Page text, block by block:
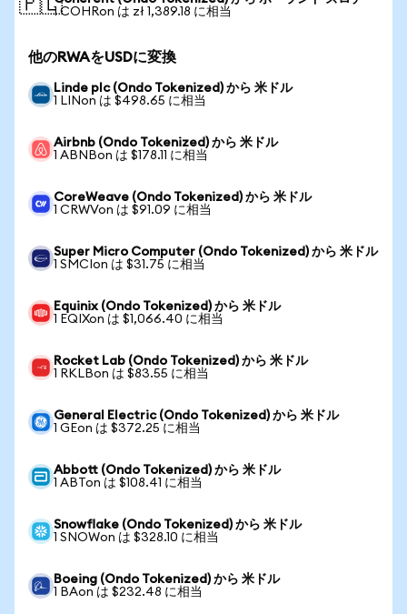
🇵🇱1 COHRon は zł 1,389.18 に相当
他のRWAをUSDに変換
Linde plc (Ondo Tokenized) から 米ドル
1 LINon は $498.65 に相当
Airbnb (Ondo Tokenized) から 米ドル
1 ABNBon は $178.11 に相当
CoreWeave (Ondo Tokenized) から 米ドル
1 CRWVon は $91.09 に相当
Super Micro Computer (Ondo Tokenized) から 米ドル
1 SMCIon は $31.75 に相当
Equinix (Ondo Tokenized) から 米ドル
1 EQIXon は $1,066.40 に相当
Rocket Lab (Ondo Tokenized) から 米ドル
1 RKLBon は $83.55 に相当
General Electric (Ondo Tokenized) から 米ドル
1 GEon は $372.25 に相当
Abbott (Ondo Tokenized) から 米ドル
1 ABTon は $108.41 に相当
Snowflake (Ondo Tokenized) から 米ドル
1 SNOWon は $328.10 に相当
Boeing (Ondo Tokenized) から 米ドル
1 BAon は $232.48 に相当